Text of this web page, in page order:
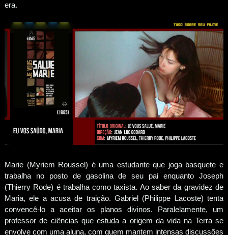
era.
Marie (Myriem Roussel) é uma estudante que joga basquete e
trabalha no posto de gasolina de seu pai enquanto Joseph
(Thierry Rode) é trabalha como taxista. Ao saber da gravidez de
Maria, ele a acusa de traição. Gabriel (Philippe Lacoste) tenta
convencê-lo a aceitar os planos divinos. Paralelamente, um
professor de ciências que estuda a origem da vida na Terra se
envolve com uma aluna, com quem mantem intensas discussões